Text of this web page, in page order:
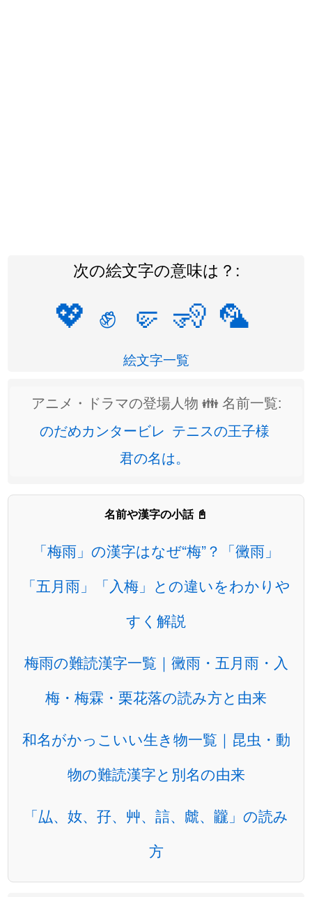
次の絵文字の意味は？:
💖 ✊ 🤛 🧏 🦜
絵文字一覧
アニメ・ドラマの登場人物 👪 名前一覧:
のだめカンタービレ テニスの王子様
君の名は。
名前や漢字の小話 📓
「梅雨」の漢字はなぜ“梅”？「黴雨」
「五月雨」「入梅」との違いをわかりや
すく解説
梅雨の難読漢字一覧｜黴雨・五月雨・入
梅・梅霖・栗花落の読み方と由来
和名がかっこいい生き物一覧｜昆虫・動
物の難読漢字と別名の由来
「厸、奻、孖、艸、誩、虤、龖」の読み
方